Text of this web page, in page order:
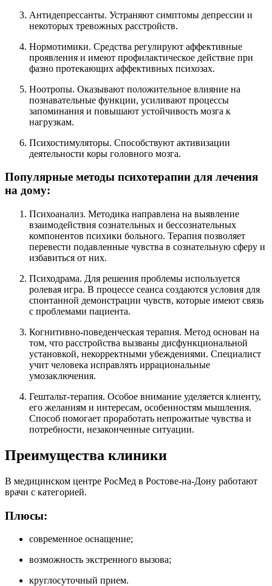
Антидепрессанты. Устраняют симптомы депрессии и
некоторых тревожных расстройств.
Нормотимики. Средства регулируют аффективные
проявления и имеют профилактическое действие при
фазно протекающих аффективных психозах.
Ноотропы. Оказывают положительное влияние на
познавательные функции, усиливают процессы
запоминания и повышают устойчивость мозга к
нагрузкам.
Психостимуляторы. Способствуют активизации
деятельности коры головного мозга.
Популярные методы психотерапии для лечения
на дому:
Психоанализ. Методика направлена на выявление
взаимодействия сознательных и бессознательных
компонентов психики больного. Терапия позволяет
перевести подавленные чувства в сознательную сферу и
избавиться от них.
Психодрама. Для решения проблемы используется
ролевая игра. В процессе сеанса создаются условия для
спонтанной демонстрации чувств, которые имеют связь
с проблемами пациента.
Когнитивно-поведенческая терапия. Метод основан на
том, что расстройства вызваны дисфункциональной
установкой, некорректными убеждениями. Специалист
учит человека исправлять иррациональные
умозаключения.
Гештальт-терапия. Особое внимание уделяется клиенту,
его желаниям и интересам, особенностям мышления.
Способ помогает проработать непрожитые чувства и
потребности, незаконченные ситуации.
Преимущества клиники
В медицинском центре РосМед в Ростове-на-Дону работают
врачи с категорией.
Плюсы:
современное оснащение;
возможность экстренного вызова;
круглосуточный прием.